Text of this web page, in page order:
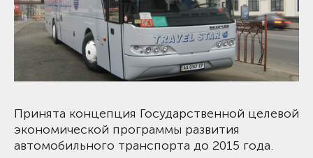
Принята концепция Государственной целевой
экономической программы развития
автомобильного транспорта до 2015 года.